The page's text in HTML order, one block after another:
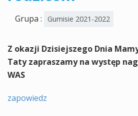
Grupa : Gumisie 2021-2022
Z okazji Dzisiejszego Dnia
Taty zapraszamy na występ
WAS
zapowiedz